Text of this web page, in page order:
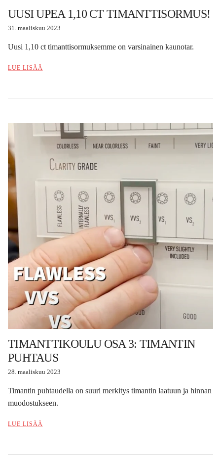
UUSI UPEA 1,10 CT TIMANTTISORMUS!
31. maaliskuu 2023
Uusi 1,10 ct timanttisormuksemme on varsinainen kaunotar.
LUE LISÄÄ
TIMANTTIKOULU OSA 3: TIMANTIN
PUHTAUS
28. maaliskuu 2023
Timantin puhtaudella on suuri merkitys timantin laatuun ja hinnan
muodostukseen.
LUE LISÄÄ